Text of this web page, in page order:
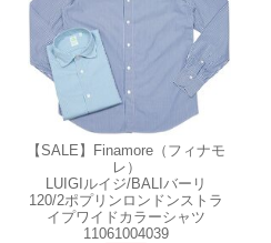
【SALE】 Finamore（フィナモ
レ）
LUIGIルイジ/BALIバーリ
120/2ポプリンロンドンストラ
イプワイドカラーシャツ
11061004039